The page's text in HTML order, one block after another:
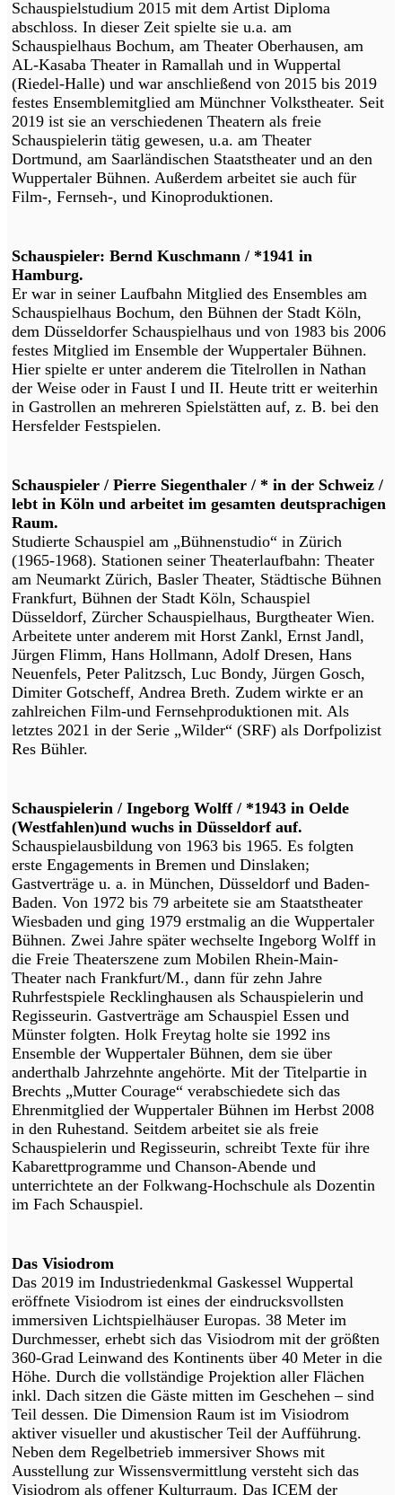
Schauspielstudium 2015 mit dem Artist Diploma
abschloss. In dieser Zeit spielte sie u.a. am
Schauspielhaus Bochum, am Theater Oberhausen, am
AL-Kasaba Theater in Ramallah und in Wuppertal
(Riedel-Halle) und war anschließend von 2015 bis 2019
festes Ensemblemitglied am Münchner Volkstheater. Seit
2019 ist sie an verschiedenen Theatern als freie
Schauspielerin tätig gewesen, u.a. am Theater
Dortmund, am Saarländischen Staatstheater und an den
Wuppertaler Bühnen. Außerdem arbeitet sie auch für
Film-, Fernseh-, und Kinoproduktionen.
Schauspieler: Bernd Kuschmann / *1941 in
Hamburg.
Er war in seiner Laufbahn Mitglied des Ensembles am
Schauspielhaus Bochum, den Bühnen der Stadt Köln,
dem Düsseldorfer Schauspielhaus und von 1983 bis 2006
festes Mitglied im Ensemble der Wuppertaler Bühnen.
Hier spielte er unter anderem die Titelrollen in Nathan
der Weise oder in Faust I und II. Heute tritt er weiterhin
in Gastrollen an mehreren Spielstätten auf, z. B. bei den
Hersfelder Festspielen.
Schauspieler / Pierre Siegenthaler / * in der Schweiz /
lebt in Köln und arbeitet im gesamten deutsprachigen
Raum.
Studierte Schauspiel am „Bühnenstudio“ in Zürich
(1965-1968). Stationen seiner Theaterlaufbahn: Theater
am Neumarkt Zürich, Basler Theater, Städtische Bühnen
Frankfurt, Bühnen der Stadt Köln, Schauspiel
Düsseldorf, Zürcher Schauspielhaus, Burgtheater Wien.
Arbeitete unter anderem mit Horst Zankl, Ernst Jandl,
Jürgen Flimm, Hans Hollmann, Adolf Dresen, Hans
Neuenfels, Peter Palitzsch, Luc Bondy, Jürgen Gosch,
Dimiter Gotscheff, Andrea Breth. Zudem wirkte er an
zahlreichen Film-und Fernsehproduktionen mit. Als
letztes 2021 in der Serie „Wilder“ (SRF) als Dorfpolizist
Res Bühler.
Schauspielerin / Ingeborg Wolff / *1943 in Oelde
(Westfahlen)und wuchs in Düsseldorf auf.
Schauspielausbildung von 1963 bis 1965. Es folgten
erste Engagements in Bremen und Dinslaken;
Gastverträge u. a. in München, Düsseldorf und Baden-
Baden. Von 1972 bis 79 arbeitete sie am Staatstheater
Wiesbaden und ging 1979 erstmalig an die Wuppertaler
Bühnen. Zwei Jahre später wechselte Ingeborg Wolff in
die Freie Theaterszene zum Mobilen Rhein-Main-
Theater nach Frankfurt/M., dann für zehn Jahre
Ruhrfestspiele Recklinghausen als Schauspielerin und
Regisseurin. Gastverträge am Schauspiel Essen und
Münster folgten. Holk Freytag holte sie 1992 ins
Ensemble der Wuppertaler Bühnen, dem sie über
anderthalb Jahrzehnte angehörte. Mit der Titelpartie in
Brechts „Mutter Courage“ verabschiedete sich das
Ehrenmitglied der Wuppertaler Bühnen im Herbst 2008
in den Ruhestand. Seitdem arbeitet sie als freie
Schauspielerin und Regisseurin, schreibt Texte für ihre
Kabarettprogramme und Chanson-Abende und
unterrichtete an der Folkwang-Hochschule als Dozentin
im Fach Schauspiel.
Das Visiodrom
Das 2019 im Industriedenkmal Gaskessel Wuppertal
eröffnete Visiodrom ist eines der eindrucksvollsten
immersiven Lichtspielhäuser Europas. 38 Meter im
Durchmesser, erhebt sich das Visiodrom mit der größten
360-Grad Leinwand des Kontinents über 40 Meter in die
Höhe. Durch die vollständige Projektion aller Flächen
inkl. Dach sitzen die Gäste mitten im Geschehen – sind
Teil dessen. Die Dimension Raum ist im Visiodrom
aktiver visueller und akustischer Teil der Aufführung.
Neben dem Regelbetrieb immersiver Shows mit
Ausstellung zur Wissensvermittlung versteht sich das
Visiodrom als offener Kulturraum. Das ICEM der